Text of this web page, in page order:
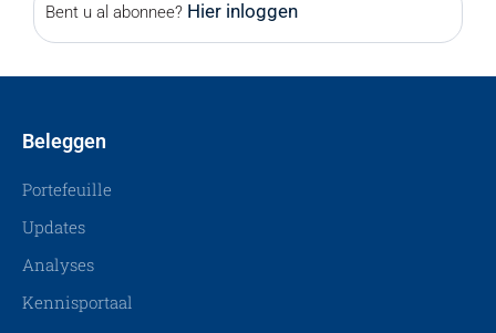
Bent u al abonnee? Hier inloggen
Beleggen
Portefeuille
Updates
Analyses
Kennisportaal